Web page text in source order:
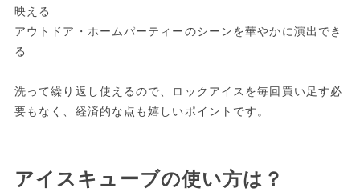
映える
アウトドア・ホームパーティーのシーンを華やかに演出でき
る
洗って繰り返し使えるので、ロックアイスを毎回買い足す必
要もなく、経済的な点も嬉しいポイントです。
アイスキューブの使い方は？